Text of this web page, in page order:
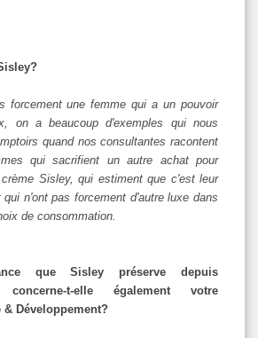
forcement une femme qui a un pouvoir
on a beaucoup d'exemples qui nous
quand nos consultantes racontent
qui sacrifient un autre achat pour
Sisley, qui estiment que c'est leur
n'ont pas forcement d'autre luxe dans
de consommation.
que Sisley préserve depuis
t-elle également votre
Développement?